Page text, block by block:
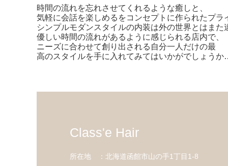
時間の流れを忘れさせてくれるような癒しと、
気軽に会話を楽しめるをコンセプトに作られたプラ
シンプルモダンスタイルの内装は外の世界とはまた
優しい時間の流れがあるように感じられる店内で、
ニーズに合わせて創り出される自分一人だけの最
高のスタイルを手に入れてみてはいかがでしょう
Class'e Hair
所在地 ：北海道函館市山の手1丁目1-8